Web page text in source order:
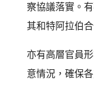
察協議落實。
其和特阿拉伯
亦有高層官員
意情況，確保